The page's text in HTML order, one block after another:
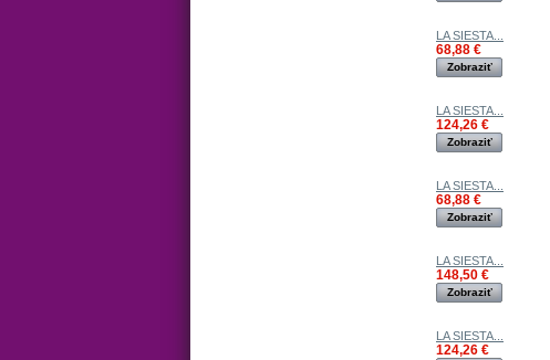
LA SIESTA...
68,88 €
Zobraziť
LA SIESTA...
124,26 €
Zobraziť
LA SIESTA...
68,88 €
Zobraziť
LA SIESTA...
148,50 €
Zobraziť
LA SIESTA...
124,26 €